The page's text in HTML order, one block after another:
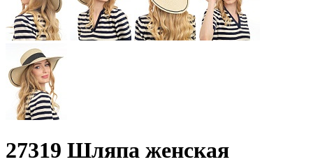
27319 Шляпа женская